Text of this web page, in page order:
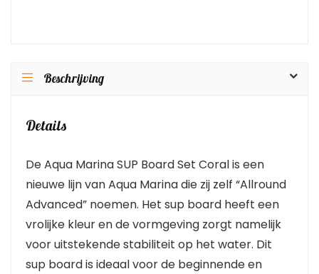
Beschrijving
Details
De Aqua Marina SUP Board Set Coral is een
nieuwe lijn van Aqua Marina die zij zelf “Allround
Advanced” noemen. Het sup board heeft een
vrolijke kleur en de vormgeving zorgt namelijk
voor uitstekende stabiliteit op het water. Dit
sup board is ideaal voor de beginnende en